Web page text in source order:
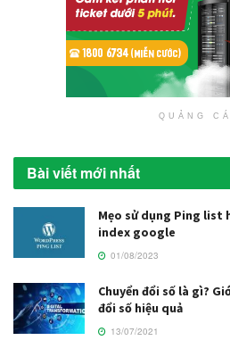
QUẢNG
Bài viết mới nhất
Mẹo sử dụng Ping list
index google
01/08/2023
Chuyển đổi số là gì?
đổi số hiệu quả
13/07/2021